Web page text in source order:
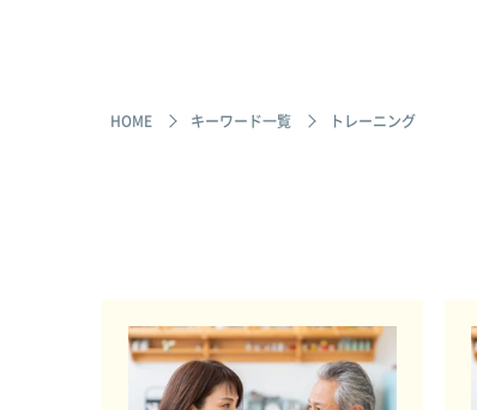
HOME キーワード一覧 トレーニング